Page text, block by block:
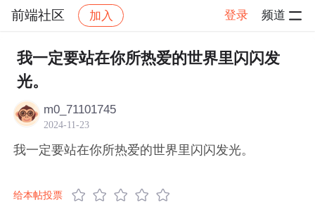
前端社区 加入 登录 频道
社区 前端社区 感慨 帖子详情
我一定要站在你所热爱的世界里闪闪发
光。
m0_71101745
2024-11-23
我一定要站在你所热爱的世界里闪闪发光。
给本帖投票